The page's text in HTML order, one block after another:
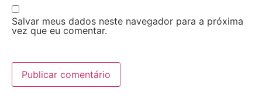
Salvar meus dados neste navegador para a próxima
vez que eu comentar.